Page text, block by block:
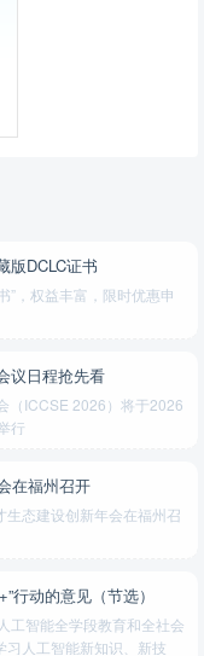
版DCLC证书
”，权益丰富，限时优惠申
议日程抢先看
（ICCSE 2026）将于2026
行
在福州召开
态建设创新年会在福州召
行动的意见（节选）
工智能全学段教育和全社会
习人工智能新知识、新技